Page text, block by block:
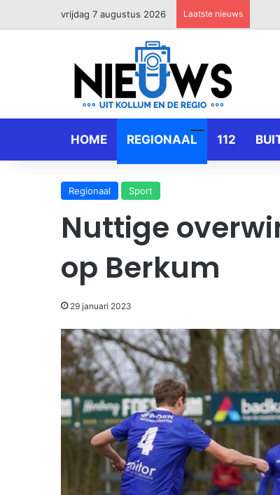
vrijdag 7 augustus 2026 Laatste nieuws
HOME REGIONAAL 112
Regionaal Sport
Nuttige
op Berkum
29 januari 2023